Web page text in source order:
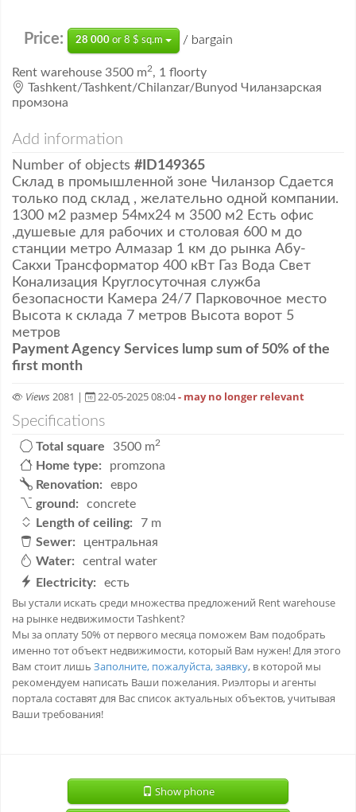
Price: 28 000 or 8 $ sq.m / bargain
Rent warehouse 3500 m2, 1 floorty
Tashkent/Tashkent/Chilanzar/Bunyod Чиланзарская
промзона
Add information
Number of objects #ID149365
Склад в промышленной зоне Чиланзор Сдается
только под склад , желательно одной компании.
1300 м2 размер 54мх24 м 3500 м2 Есть офис
,душевые для рабочих и столовая 600 м до
станции метро Алмазар 1 км до рынка Абу-
Сакхи Трансформатор 400 кВт Газ Вода Свет
Конализация Круглосуточная служба
безопасности Камера 24/7 Парковочное место
Высота к склада 7 метров Высота ворот 5
метров
Payment Agency Services lump sum of 50% of the
first month
Views 2081 | 22-05-2025 08:04- may no longer relevant
Specifications
Total square 3500 m2
Home type:
promzona
Renovation:
евро
ground:
concrete
Length of ceiling:
7 m
Sewer:
центральная
Water:
central water
Electricity:
есть
Вы устали искать среди множества предложений Rent warehouse
на рынке недвижимости Tashkent?
Мы за оплату 50% от первого месяца поможем Вам подобрать
именно тот объект недвижимости, который Вам нужен! Для этого
Вам стоит лишь Заполните, пожалуйста, заявку, в которой мы
рекомендуем написать Ваши пожелания. Риэлторы и агенты
портала составят для Вас список актуальных объектов, учитывая
Ваши требования!
Show phone